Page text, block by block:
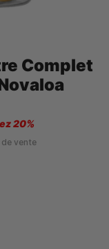
Complet
20%
de vente